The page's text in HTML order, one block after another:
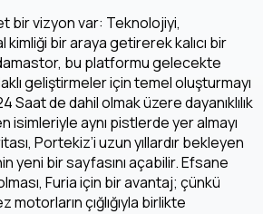
bir vizyon var: Teknolojiyi,
kimliği bir araya getirerek kalıcı bir
bu platformu gelecekte
geliştirmeler için temel oluşturmayı
Saat de dahil olmak üzere dayanıklılık
isimleriyle aynı pistlerde yer almayı
Portekiz’i uzun yıllardır bekleyen
yeni bir sayfasını açabilir. Efsane
Furia için bir avantaj; çünkü
motorların çığlığıyla birlikte